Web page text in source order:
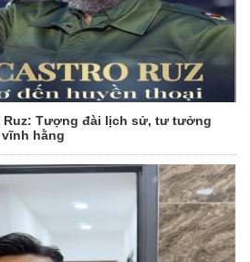
Ruz: Tượng đài lịch sử, tư tưởng
hằng